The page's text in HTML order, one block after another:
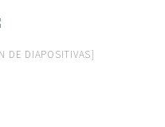
DE DIAPOSITIVAS]